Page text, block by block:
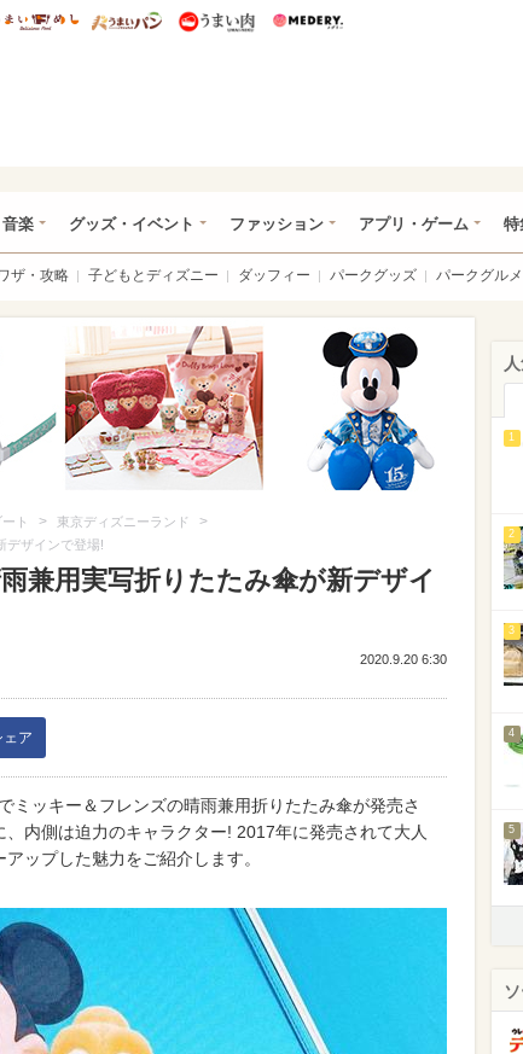
研 ディズニー特集
うまいめし うまいパン うまい肉
音楽 グッズ・イベント ファッション アプリ・ゲーム 特
ザ・攻略 子どもとディズニー ダッフィー パークグッズ パークグルメ
ト > 東京ディズニーランド >
デザインで登場!
兼用実写折りたたみ傘が新デザイ
2020.9.20 6:30
ェア
ミッキー＆フレンズの晴雨兼用折りたたみ傘が発売さ
内側は迫力のキャラクター! 2017年に発売されて大人
ップした魅力をご紹介します。
1
2
3
4
5